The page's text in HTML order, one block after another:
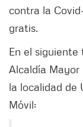
contra la
gratis.
En el siguiente
Alcaldía
la localidad de
Móvil: